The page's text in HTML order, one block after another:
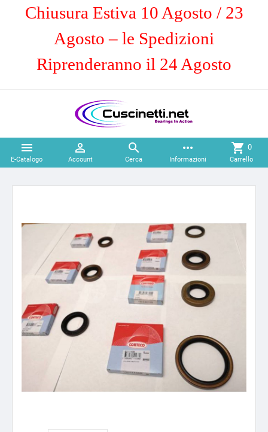
Chiusura Estiva 10 Agosto / 23
Agosto – le Spedizioni
Riprenderanno il 24 Agosto

E-Catalogo

Account

Cerca
more_horiz
Informazioni
shopping_cart 0
Carrello